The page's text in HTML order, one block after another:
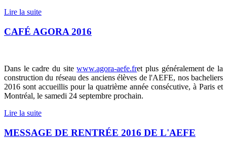
Lire la suite
CAFÉ AGORA 2016
Dans le cadre du sitewww.agora-aefe.fret plus généralement de la
construction du réseau des anciens élèves de l'AEFE, nos bacheliers
2016 sont accueillis pour la quatrième année consécutive, à Paris et
Montréal, le samedi 24 septembre prochain.
Lire la suite
MESSAGE DE RENTRÉE 2016 DE L'AEFE